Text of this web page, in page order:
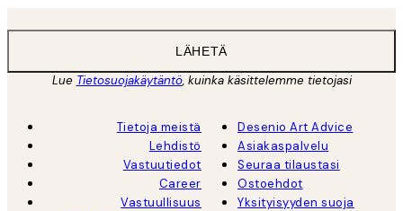
LÄHETÄ
Lue Tietosuojakäytäntö, kuinka käsittelemme tietojasi
Tietoja meistä
Lehdistö
Vastuutiedot
Career
Vastuullisuus
Desenio Art Advice
Asiakaspalvelu
Seuraa tilaustasi
Ostoehdot
Yksityisyyden suoja